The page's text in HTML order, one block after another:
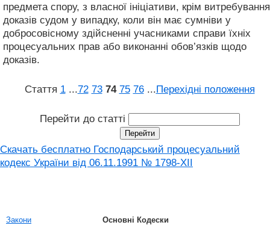
предмета спору, з власної ініціативи, крім витребування
доказів судом у випадку, коли він має сумніви у
добросовісному здійсненні учасниками справи їхніх
процесуальних прав або виконанні обов’язків щодо
доказів.
Стаття 1 ...72 73 74 75 76 ...Перехідні положення
Перейти до статті
Скачать бесплатно Господарський процесуальний
кодекс України від 06.11.1991 № 1798-XII
Закони
Основні Кодески